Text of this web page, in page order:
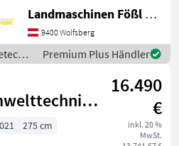
Teile pulverbeschichtet
galvanisch verzinkt ▪
Schneidwerk mit
M
Landmaschinen Fößl GmbH, Landmaschinen, Schmiede, Schlosserei
9400 Wolfsberg
/
Premium Plus Händler
Seco Duplex
16.490
€
inkl. 20 %
MwSt.
275 cm